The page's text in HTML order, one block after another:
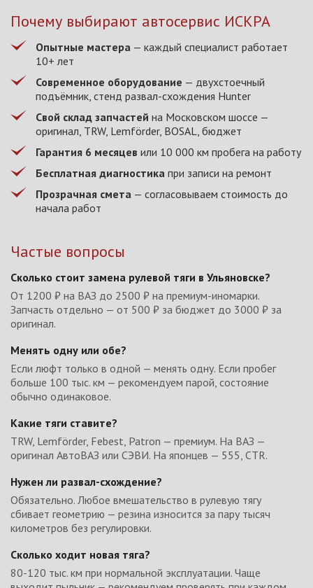
Почему выбирают автосервис ИСКРА
Опытные мастера — каждый специалист работает
10+ лет
Современное оборудование — двухстоечный
подъёмник, стенд развал-схождения Hunter
Свой склад запчастей на Московском шоссе —
оригинал, TRW, Lemförder, BOSAL, бюджет
Гарантия 6 месяцев или 10 000 км пробега на работу
Бесплатная диагностика при записи на ремонт
Прозрачная смета — согласовываем стоимость до
начала работ
Частые вопросы
Сколько стоит замена рулевой тяги в Ульяновске?
От 1200 ₽ на ВАЗ до 2500 ₽ на премиум-иномарки.
Запчасть отдельно — от 500 ₽ за бюджет до 3000 ₽ за
оригинал.
Менять одну или обе?
Если люфт только в одной — менять одну. Если пробег
больше 100 тыс. км — рекомендуем парой, состояние
обычно одинаковое.
Какие тяги ставите?
TRW, Lemförder, Febest, Patron — премиум. На ВАЗ —
оригинал АвтоВАЗ или СЭВИ. На японцев — 555, CTR.
Нужен ли развал-схождение?
Обязательно. Любое вмешательство в рулевую тягу
сбивает геометрию — резина износится за пару тысяч
километров без регулировки.
Сколько ходит новая тяга?
80-120 тыс. км при нормальной эксплуатации. Чаще